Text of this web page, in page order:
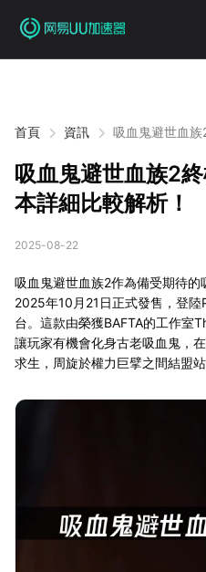
首頁 資訊
吸血鬼避世血族
吸血鬼避世血族2
本詳細比較解析！
2025-08-22
吸血鬼避世血族2作為備受期待
2025年10月21日正式發售，登
台。這款由榮獲BAFTA的工作室
讓玩家有機會化身古老吸血鬼，
求生，周旋於權力巨擘之間結盟